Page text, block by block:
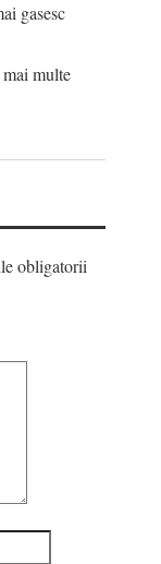
gasesc
multe
obligatorii